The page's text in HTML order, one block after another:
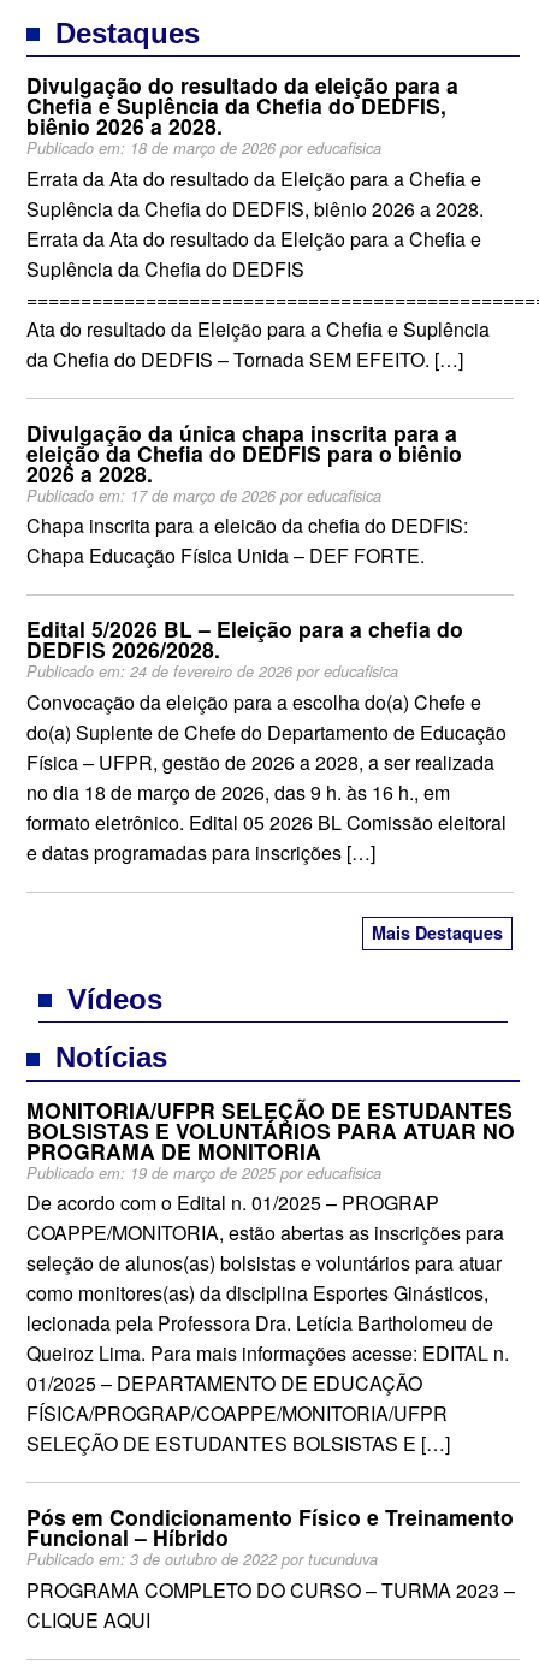
Destaques
Divulgação do resultado da eleição para a
Chefia e Suplência da Chefia do DEDFIS,
biênio 2026 a 2028.
Publicado em: 18 de março de 2026poreducafisica
Errata da Ata do resultado da Eleição para a Chefia e
Suplência da Chefia do DEDFIS, biênio 2026 a 2028.
Errata da Ata do resultado da Eleição para a Chefia e
Suplência da Chefia do DEDFIS
Ata do resultado da Eleição para a Chefia e Suplência
da Chefia do DEDFIS – Tornada SEM EFEITO. […]
Divulgação da única chapa inscrita para a
eleição da Chefia do DEDFIS para o biênio
2026 a 2028.
Publicado em: 17 de março de 2026poreducafisica
Chapa inscrita para a eleicão da chefia do DEDFIS:
Chapa Educação Física Unida – DEF FORTE.
Edital 5/2026 BL – Eleição para a chefia do
DEDFIS 2026/2028.
Publicado em: 24 de fevereiro de 2026poreducafisica
Convocação da eleição para a escolha do(a) Chefe e
do(a) Suplente de Chefe do Departamento de Educação
Física – UFPR, gestão de 2026 a 2028, a ser realizada
no dia 18 de março de 2026, das 9 h. às 16 h., em
formato eletrônico. Edital 05 2026 BL Comissão eleitoral
e datas programadas para inscrições […]
Mais Destaques
Vídeos
Notícias
MONITORIA/UFPR SELEÇÃO DE ESTUDANTES
BOLSISTAS E VOLUNTÁRIOS PARA ATUAR NO
PROGRAMA DE MONITORIA
Publicado em: 19 de março de 2025poreducafisica
De acordo com o Edital n. 01/2025 – PROGRAP
COAPPE/MONITORIA, estão abertas as inscrições para
seleção de alunos(as) bolsistas e voluntários para atuar
como monitores(as) da disciplina Esportes Ginásticos,
lecionada pela Professora Dra. Letícia Bartholomeu de
Queiroz Lima. Para mais informações acesse: EDITAL n.
01/2025 – DEPARTAMENTO DE EDUCAÇÃO
FÍSICA/PROGRAP/COAPPE/MONITORIA/UFPR
SELEÇÃO DE ESTUDANTES BOLSISTAS E […]
Pós em Condicionamento Físico e Treinamento
Funcional – Híbrido
Publicado em: 3 de outubro de 2022portucunduva
PROGRAMA COMPLETO DO CURSO – TURMA 2023 –
CLIQUE AQUI